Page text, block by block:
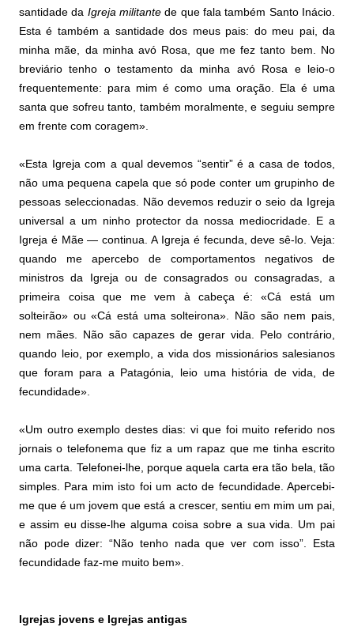
santidade da Igreja militante de que fala também Santo Inácio.
Esta é também a santidade dos meus pais: do meu pai, da
minha mãe, da minha avó Rosa, que me fez tanto bem. No
breviário tenho o testamento da minha avó Rosa e leio-o
frequentemente: para mim é como uma oração. Ela é uma
santa que sofreu tanto, também moralmente, e seguiu sempre
em frente com coragem».
«Esta Igreja com a qual devemos “sentir” é a casa de todos,
não uma pequena capela que só pode conter um grupinho de
pessoas seleccionadas. Não devemos reduzir o seio da Igreja
universal a um ninho protector da nossa mediocridade. E a
Igreja é Mãe — continua. A Igreja é fecunda, deve sê-lo. Veja:
quando me apercebo de comportamentos negativos de
ministros da Igreja ou de consagrados ou consagradas, a
primeira coisa que me vem à cabeça é: «Cá está um
solteirão» ou «Cá está uma solteirona». Não são nem pais,
nem mães. Não são capazes de gerar vida. Pelo contrário,
quando leio, por exemplo, a vida dos missionários salesianos
que foram para a Patagónia, leio uma história de vida, de
fecundidade».
«Um outro exemplo destes dias: vi que foi muito referido nos
jornais o telefonema que fiz a um rapaz que me tinha escrito
uma carta. Telefonei-lhe, porque aquela carta era tão bela, tão
simples. Para mim isto foi um acto de fecundidade. Apercebi-
me que é um jovem que está a crescer, sentiu em mim um pai,
e assim eu disse-lhe alguma coisa sobre a sua vida. Um pai
não pode dizer: “Não tenho nada que ver com isso”. Esta
fecundidade faz-me muito bem».
Igrejas jovens e Igrejas antigas